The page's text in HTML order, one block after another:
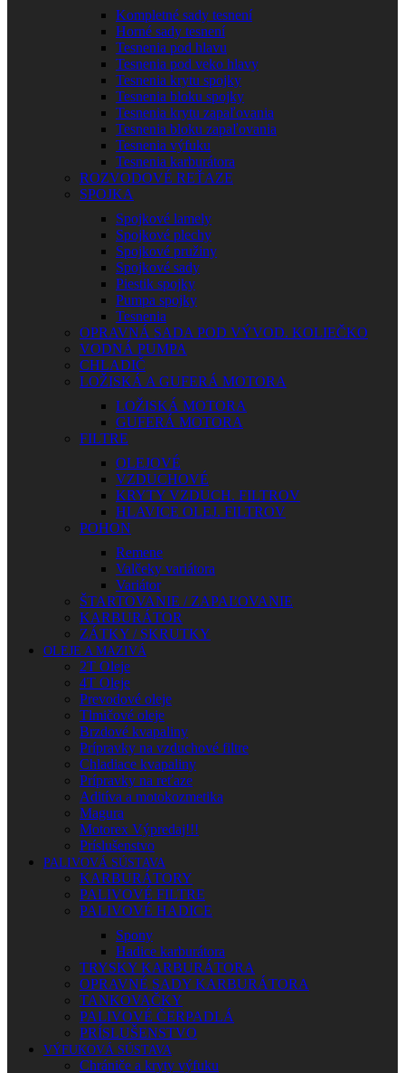
Kompletné sady tesnení
Horné sady tesnení
Tesnenia pod hlavu
Tesnenia pod veko hlavy
Tesnenia krytu spojky
Tesnenia bloku spojky
Tesnenia krytu zapaľovania
Tesnenia bloku zapaľovania
Tesnenia výfuku
Tesnenia karburátora
ROZVODOVÉ REŤAZE
SPOJKA
Spojkové lamely
Spojkové plechy
Spojkové pružiny
Spojkové sady
Piestik spojky
Pumpa spojky
Tesnenia
OPRAVNÁ SADA POD VÝVOD. KOLIEČKO
VODNÁ PUMPA
CHLADIČ
LOŽISKÁ A GUFERÁ MOTORA
LOŽISKÁ MOTORA
GUFERÁ MOTORA
FILTRE
OLEJOVÉ
VZDUCHOVÉ
KRYTY VZDUCH. FILTROV
HLAVICE OLEJ. FILTROV
POHON
Remene
Valčeky variátora
Variátor
ŠTARTOVANIE / ZAPAĽOVANIE
KARBURÁTOR
ZÁTKY / SKRUTKY
OLEJE A MAZIVÁ
2T Oleje
4T Oleje
Prevodové oleje
Tlmičové oleje
Brzdové kvapaliny
Prípravky na vzduchové filtre
Chladiace kvapaliny
Prípravky na reťaze
Aditíva a motokozmetika
Magura
Motorex Výpredaj!!!
Príslušenstvo
PALIVOVÁ SÚSTAVA
KARBURÁTORY
PALIVOVÉ FILTRE
PALIVOVÉ HADICE
Spony
Hadice karburátora
TRYSKY KARBURÁTORA
OPRAVNÉ SADY KARBURÁTORA
TANKOVAČKY
PALIVOVÉ ČERPADLÁ
PRÍSLUŠENSTVO
VÝFUKOVÁ SÚSTAVA
Chrániče a kryty výfuku